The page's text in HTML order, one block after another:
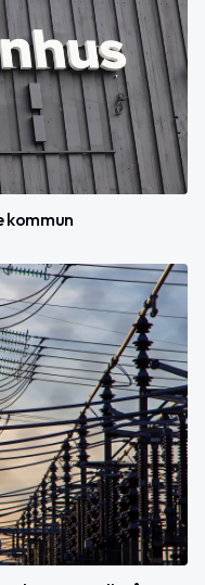
kommun